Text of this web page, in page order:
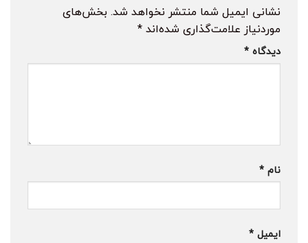
نشانی ایمیل شما منتشر نخواهد شد. بخش‌های
موردنیاز علامت‌گذاری شده‌اند*
دیدگاه *
نام *
ایمیل *